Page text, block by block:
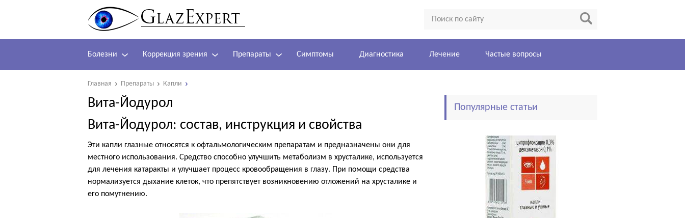
Болезни Коррекция зрения Препараты Симптомы Диагностика Лечение Частые вопросы
Главная Препараты Капли
Вита-Йодурол
Вита-Йодурол: состав, инструкция и свойства
Эти капли глазные относятся к офтальмологическим препаратам и предназначены они для
местного использования. Средство способно улучшить метаболизм в хрусталике, используется
для лечения катаракты и улучшает процесс кровообращения в глазу. При помощи средства
нормализуется дыхание клеток, что препятствует возникновению отложений на хрусталике и
его помутнению.
Популярные статьи